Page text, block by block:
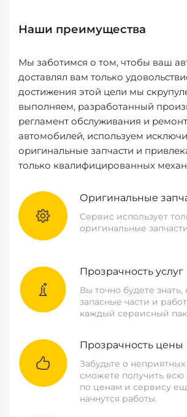
Наши преимущества
Мы заботимся о том, чтобы ваш
доставлял вам только
достижения этой цели мы
выполняем, разработанный
регламент обслуживания и
автомобилей, используем
оригинальные запчасти и
только квалифицированных
Оригинальные
Сервис использует
оригинальные запчасти
Прозрачность услуг
Вы точно будете
запасные части и
каждый сервисный
Прозрачность цены
Забудьте о
сможете получить
по ценам и сервису
начнутся работы.